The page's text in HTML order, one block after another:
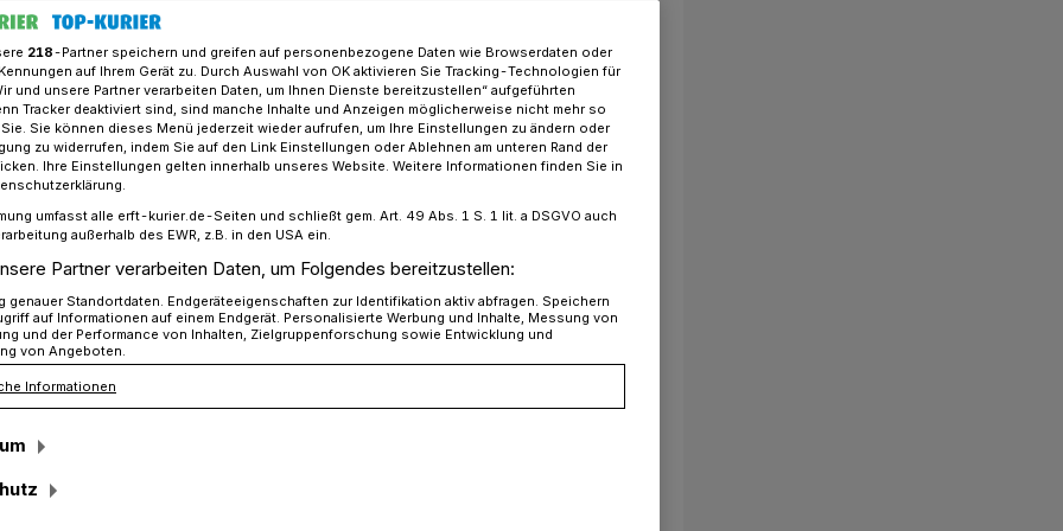
sich in diesem Sommer ein Besuch im Tiergehege?
ein Besuch im Tiergehege?
Jahr waren sehr beliebt die mit den
Unternehmens „Eco Edu Düsseldorf”
und Ferienbetreuungen. So soll es
Angebote geben:
218-Partner speichern und greifen auf personenbezogene Daten wie Browserdaten oder
auf Ihrem Gerät zu. Durch Auswahl von OK aktivieren Sie Tracking-Technologien für
und unsere Partner verarbeiten Daten, um Ihnen Dienste bereitzustellen“ aufgeführten
Tracker deaktiviert sind, sind manche Inhalte und Anzeigen möglicherweise nicht mehr so
Sie können dieses Menü jederzeit wieder aufrufen, um Ihre Einstellungen zu ändern oder
zu widerrufen, indem Sie auf den Link Einstellungen oder Ablehnen am unteren Rand der
Ihre Einstellungen gelten innerhalb unseres Website. Weitere Informationen finden Sie in
umfasst alle erft-kurier.de-Seiten und schließt gem. Art. 49 Abs. 1 S. 1 lit. a DSGVO auch
außerhalb des EWR, z.B. in den USA ein.
Partner verarbeiten Daten, um Folgendes bereitzustellen:
genauer Standortdaten. Endgeräteeigenschaften zur Identifikation aktiv abfragen. Speichern
auf Informationen auf einem Endgerät. Personalisierte Werbung und Inhalte, Messung von
und der Performance von Inhalten, Zielgruppenforschung sowie Entwicklung und
von Angeboten.
Informationen